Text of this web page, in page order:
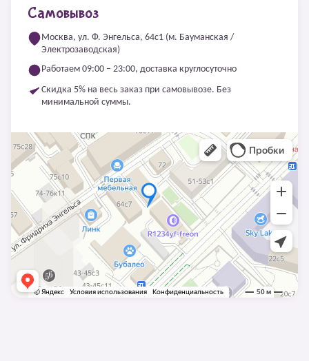
Самовывоз
Москва, ул. Ф. Энгельса, 64с1 (м. Бауманская /
Электрозаводская)
Работаем 09:00 – 23:00, доставка круглосуточно
Скидка 5% на весь заказ при самовывозе. Без
минимальной суммы.